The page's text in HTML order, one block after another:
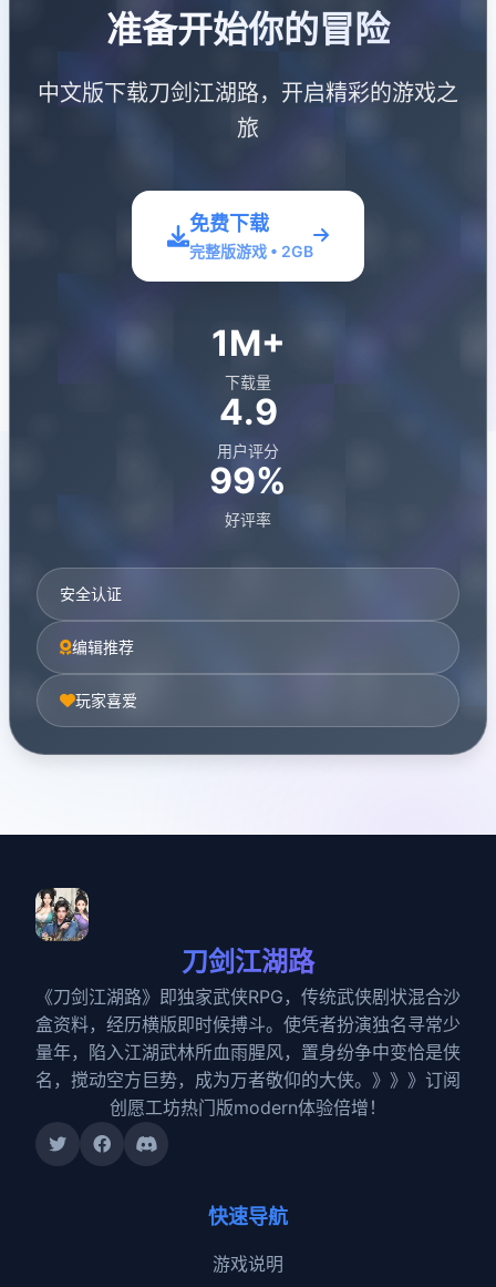
准备开始你的冒险
中文版下载刀剑江湖路，开启精彩的游戏之
旅
免费下载
完整版游戏 • 2GB
1M+
下载量
4.9
用户评分
99%
好评率
安全认证
编辑推荐
玩家喜爱
刀剑江湖路
《刀剑江湖路》即独家武侠RPG，传统武侠剧状混合沙
盒资料，经历横版即时候搏斗。使凭者扮演独名寻常少
量年，陷入江湖武林所血雨腥风，置身纷争中变恰是侠
名，搅动空方巨势，成为万者敬仰的大侠。》》》订阅
创愿工坊热门版modern体验倍增！
快速导航
游戏说明